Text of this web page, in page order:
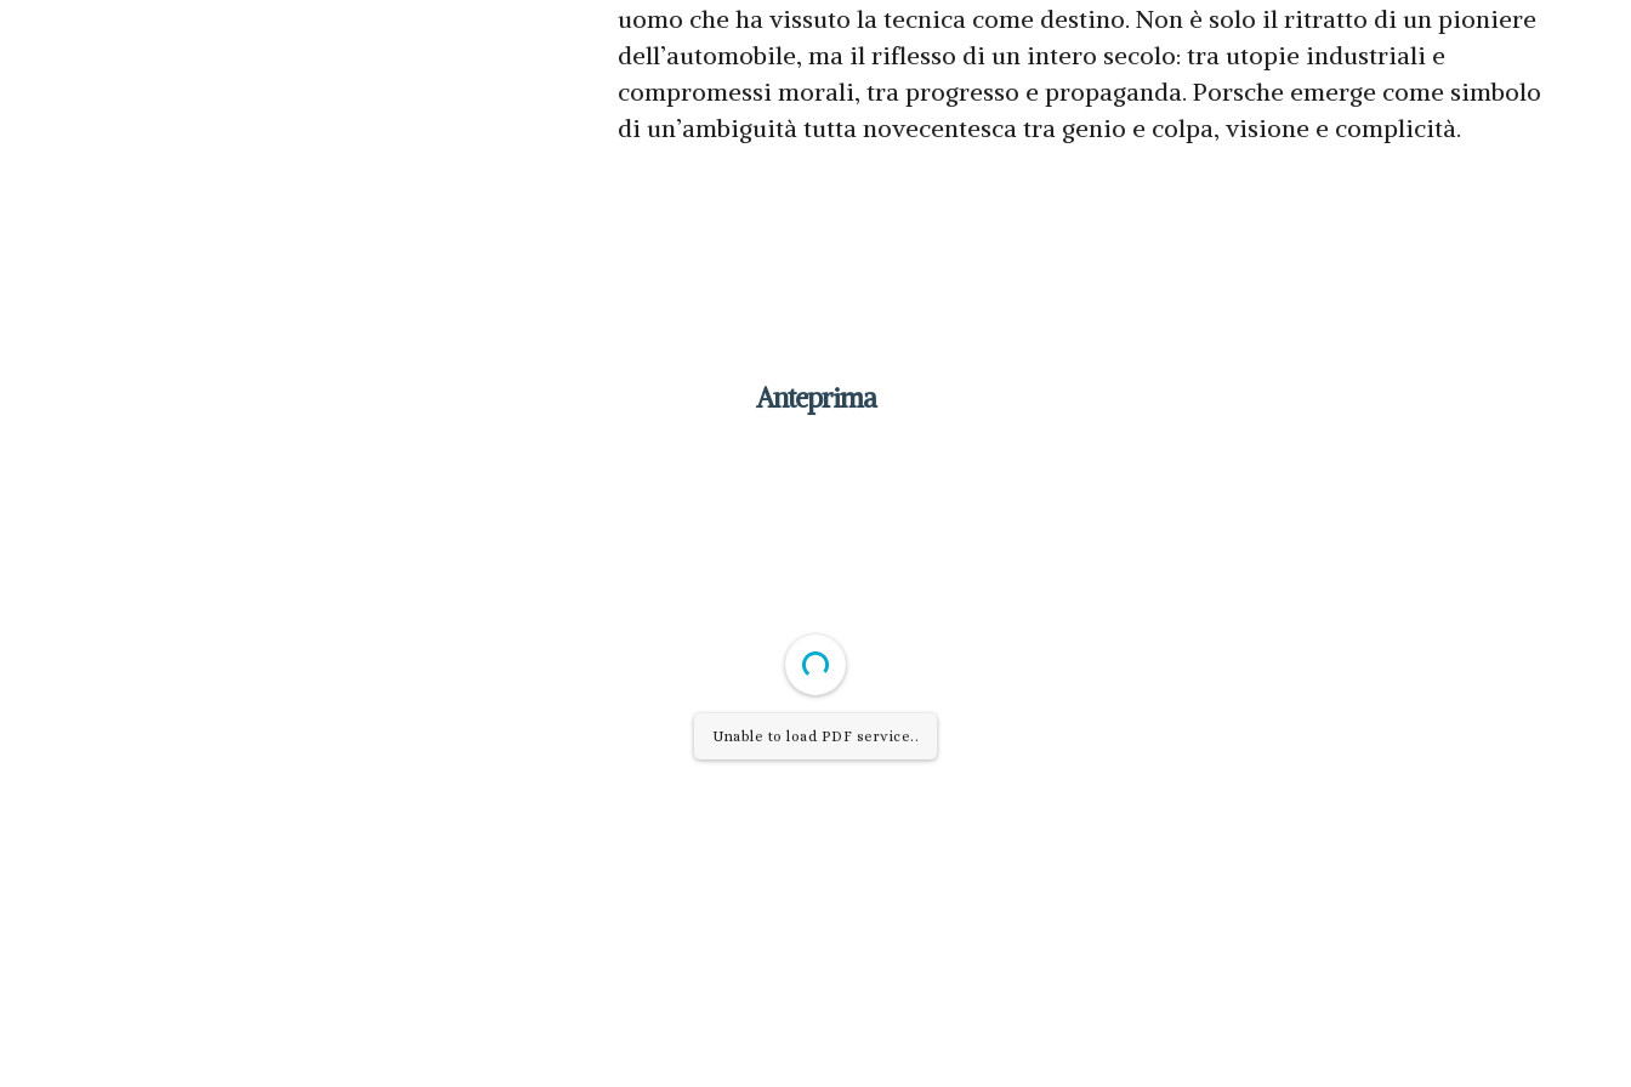
uomo che ha vissuto la tecnica come destino. Non è solo il ritratto di un pioniere
dell’automobile, ma il riflesso di un intero secolo: tra utopie industriali e
compromessi morali, tra progresso e propaganda. Porsche emerge come simbolo
di un’ambiguità tutta novecentesca tra genio e colpa, visione e complicità.
Anteprima
Unable to load PDF service..